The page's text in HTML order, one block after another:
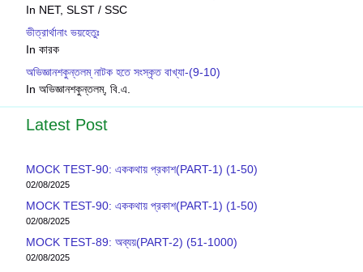
In NET, SLST / SSC
ভীত্রার্থানাং ভয়হেতুঃ
In কারক
অভিজ্ঞানশকুন্তলম্ নাটক হতে সংস্কৃত বাখ্যা-(9-10)
In অভিজ্ঞানশকুন্তলম্, বি.এ.
Latest Post
MOCK TEST-90: এককথায় প্রকাশ(PART-1) (1-50)
02/08/2025
MOCK TEST-90: এককথায় প্রকাশ(PART-1) (1-50)
02/08/2025
MOCK TEST-89: অব্যয়(PART-2) (51-1000)
02/08/2025